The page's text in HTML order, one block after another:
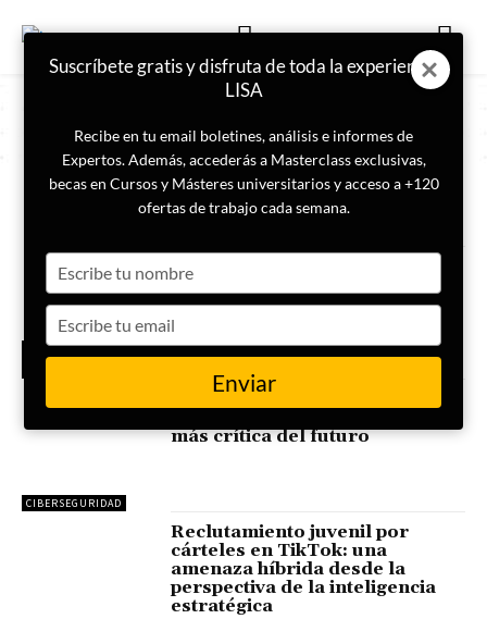
ETIQUETA
Ciberespacio
IA GEOPOLÍTICA
SEGURIDAD
La inteligencia artificial en el
Informe de Seguridad Nacional
2025: amenazas y respuestas
CIBERSEGURIDAD
Código rojo: por qué la
más crítica del futuro
Reclutamiento juvenil por
cárteles en TikTok: una
amenaza híbrida desde la
perspectiva de la inteligencia
estratégica
Suscríbete gratis y disfruta de toda la experiencia
LISA
Recibe en tu email boletines, análisis e informes de
Expertos. Además, accederás a Masterclass exclusivas,
becas en Cursos y Másteres universitarios y acceso a +120
ofertas de trabajo cada semana.
your
name
your
email
Enviar